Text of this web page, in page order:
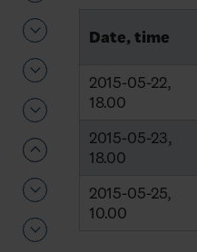
Date, time
2015-05-22,
18.00
2015-05-23,
18.00
2015-05-25,
10.00